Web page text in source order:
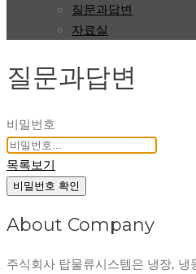
질문과답변
자료실
질문과답변
비밀번호
목록보기
비밀번호 확인
About Company
주식회사 탑물류시스템은 냉장,